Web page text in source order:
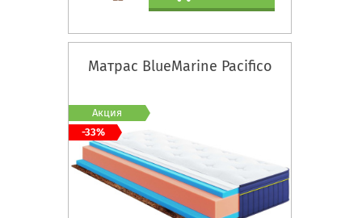
Матрас BlueMarine Pacifico
Акция
-33%